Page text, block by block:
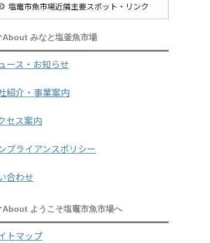
塩竈市魚市場近隣主要スポット・リンク
みなと塩釜魚市場
ース・お知らせ
紹介・事業案内
セス案内
プライアンスポリシー
合わせ
ようこそ塩竈市魚市場へ
トマップ